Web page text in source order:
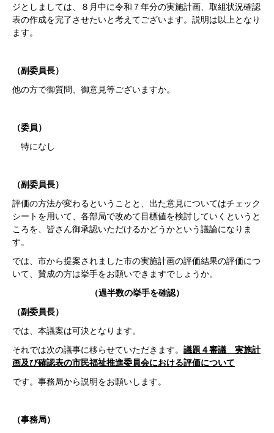
ジとしましては、８月中に令和７年分の実施計画、取組状況確認
表の作成を完了させたいと考えてございます。説明は以上となり
ます。
（副委員長）
他の方で御質問、御意見等ございますか。
（委員）
特になし
（副委員長）
評価の方法が変わるということと、出た意見についてはチェック
シートを用いて、各部局で改めて目標値を検討していくというと
ころを、皆さん御承認いただけるかどうかという議論になりま
す。
では、市から提案されました市の実施計画の評価結果の評価につ
いて、賛成の方は挙手をお願いできますでしょうか。
（過半数の挙手を確認）
（副委員長）
では、本議案は可決となります。
それでは次の議事に移らせていただきます。 議題４審議 実施計
画及び確認表の市民福祉推進委員会における評価について
です。事務局から説明をお願いします。
（事務局）